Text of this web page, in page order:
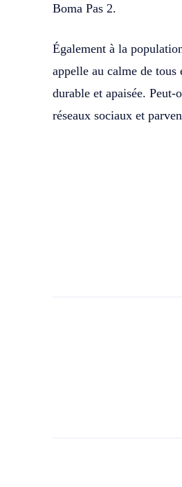
Boma Pas 2.
Également à la
appelle au calme de
durable et apaisée.
réseaux sociaux et